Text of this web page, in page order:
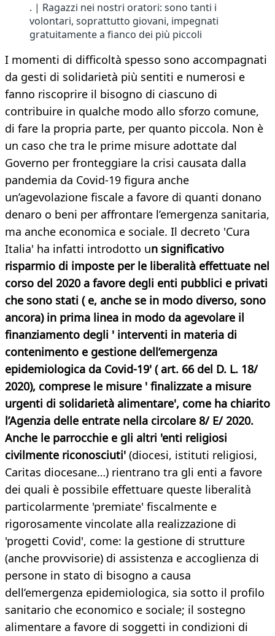
. | Ragazzi nei nostri oratori: sono tanti i
volontari, soprattutto giovani, impegnati
gratuitamente a fianco dei più piccoli
I momenti di difficoltà spesso sono accompagnati
da gesti di solidarietà più sentiti e numerosi e
fanno riscoprire il bisogno di ciascuno di
contribuire in qualche modo allo sforzo comune,
di fare la propria parte, per quanto piccola. Non è
un caso che tra le prime misure adottate dal
Governo per fronteggiare la crisi causata dalla
pandemia da Covid-19 figura anche
un’agevolazione fiscale a favore di quanti donano
denaro o beni per affrontare l’emergenza sanitaria,
ma anche economica e sociale. Il decreto 'Cura
Italia' ha infatti introdotto un significativo
risparmio di imposte per le liberalità effettuate nel
corso del 2020 a favore degli enti pubblici e privati
che sono stati ( e, anche se in modo diverso, sono
ancora) in prima linea in modo da agevolare il
finanziamento degli ' interventi in materia di
contenimento e gestione dell’emergenza
epidemiologica da Covid-19' ( art. 66 del D. L. 18/
2020), comprese le misure ' finalizzate a misure
urgenti di solidarietà alimentare', come ha chiarito
l’Agenzia delle entrate nella circolare 8/ E/ 2020.
Anche le parrocchie e gli altri 'enti religiosi
civilmente riconosciuti' (diocesi, istituti religiosi,
Caritas diocesane…) rientrano tra gli enti a favore
dei quali è possibile effettuare queste liberalità
particolarmente 'premiate' fiscalmente e
rigorosamente vincolate alla realizzazione di
'progetti Covid', come: la gestione di strutture
(anche provvisorie) di assistenza e accoglienza di
persone in stato di bisogno a causa
dell’emergenza epidemiologica, sia sotto il profilo
sanitario che economico e sociale; il sostegno
alimentare a favore di soggetti in condizioni di